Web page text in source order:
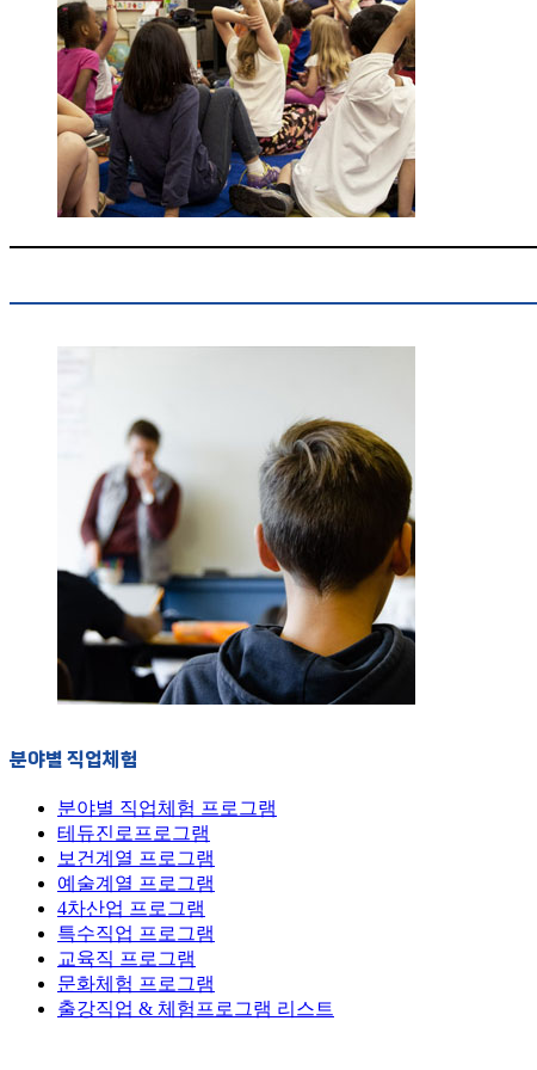
분야별 직업체험
분야별 직업체험 프로그램
테듀진로프로그램
보건계열 프로그램
예술계열 프로그램
4차산업 프로그램
특수직업 프로그램
교육직 프로그램
문화체험 프로그램
출강직업 & 체험프로그램 리스트